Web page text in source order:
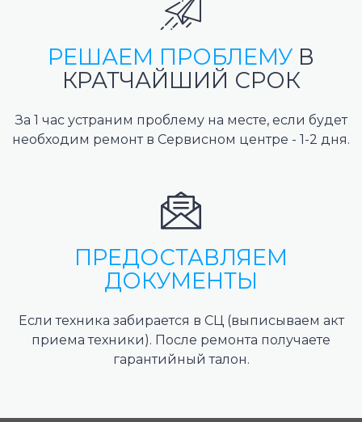
РЕШАЕМ ПРОБЛЕМУ В
КРАТЧАЙШИЙ СРОК
За 1 час устраним проблему на месте, если будет
необходим ремонт в Сервисном центре - 1-2 дня.
ПРЕДОСТАВЛЯЕМ
ДОКУМЕНТЫ
Если техника забирается в СЦ (выписываем акт
приема техники). После ремонта получаете
гарантийный талон.